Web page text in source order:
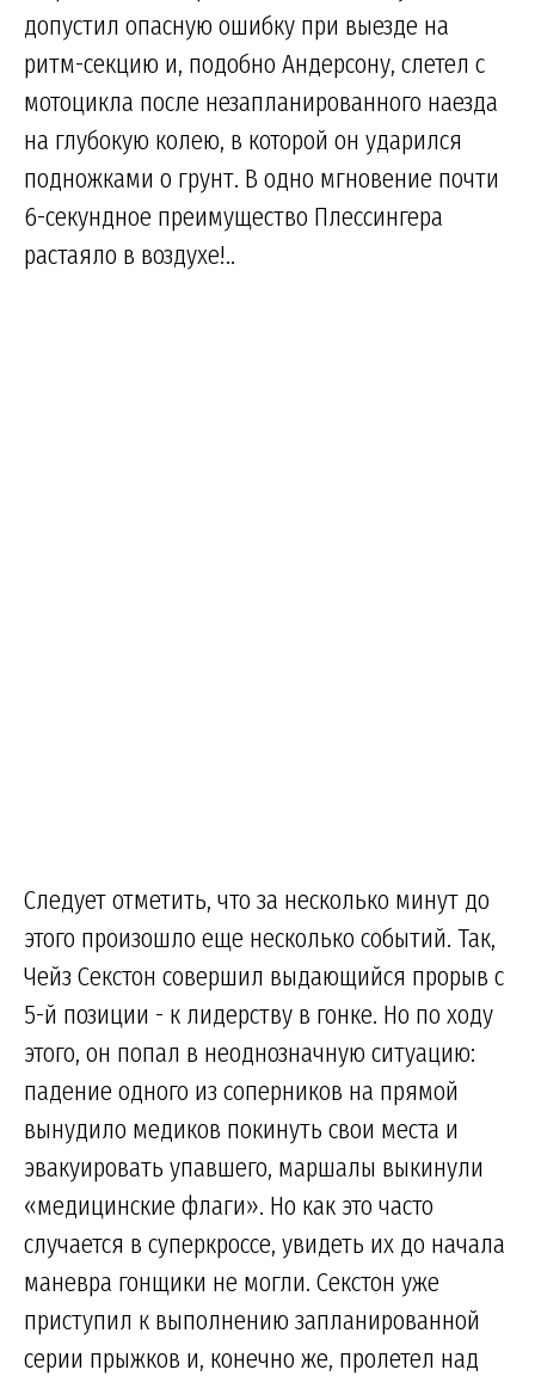
допустил опасную ошибку при выезде на
ритм-секцию и, подобно Андерсону, слетел с
мотоцикла после незапланированного наезда
на глубокую колею, в которой он ударился
подножками о грунт. В одно мгновение почти
6-секундное преимущество Плессингера
растаяло в воздухе!..
Следует отметить, что за несколько минут до
этого произошло еще несколько событий. Так,
Чейз Секстон совершил выдающийся прорыв с
5-й позиции - к лидерству в гонке. Но по ходу
этого, он попал в неоднозначную ситуацию:
падение одного из соперников на прямой
вынудило медиков покинуть свои места и
эвакуировать упавшего, маршалы выкинули
«медицинские флаги». Но как это часто
случается в суперкроссе, увидеть их до начала
маневра гонщики не могли. Секстон уже
приступил к выполнению запланированной
серии прыжков и, конечно же, пролетел над